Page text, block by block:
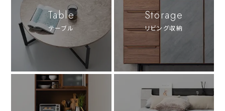
Table
テーブル
Storage
リビング収納